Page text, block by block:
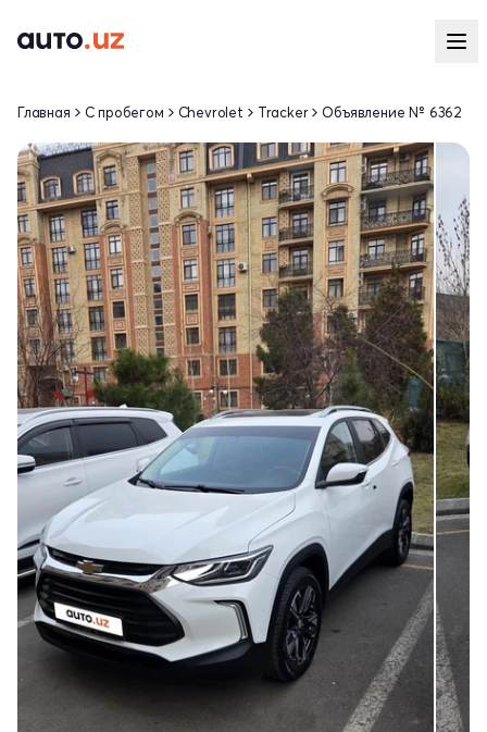
Главная С пробегом Chevrolet Tracker Объявление № 6362